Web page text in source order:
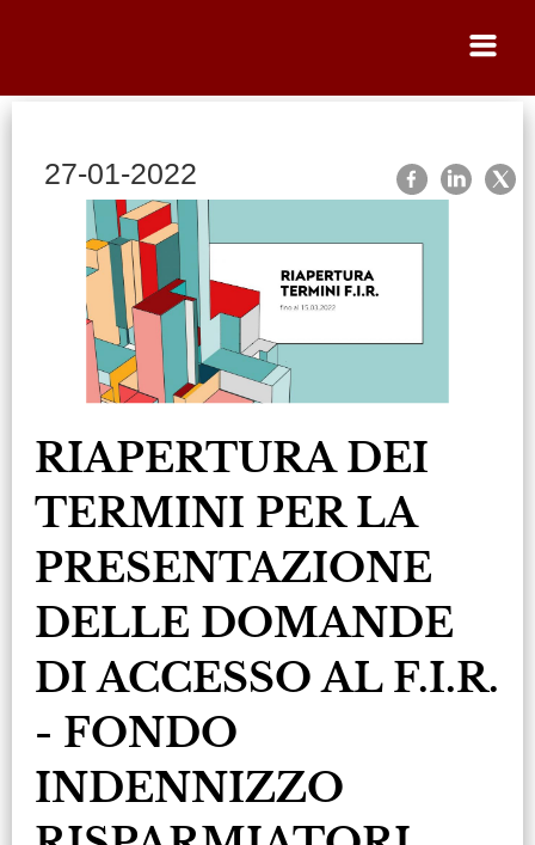
27-01-2022
RIAPERTURA DEI
TERMINI PER LA
PRESENTAZIONE
DELLE DOMANDE
DI ACCESSO AL F.I.R.
- FONDO
INDENNIZZO